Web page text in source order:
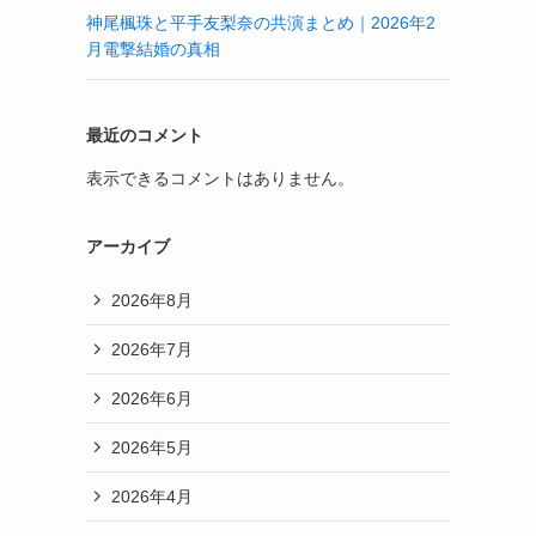
神尾楓珠と平手友梨奈の共演まとめ｜2026年2
月電撃結婚の真相
最近のコメント
表示できるコメントはありません。
アーカイブ
2026年8月
2026年7月
2026年6月
2026年5月
2026年4月